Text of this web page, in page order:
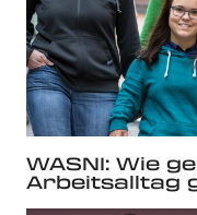
WASNI: Wie
Arbeitsalltag